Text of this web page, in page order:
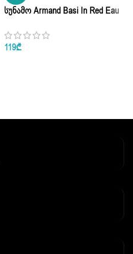
Სუნამო Armand Basi In Red Eau
119₾